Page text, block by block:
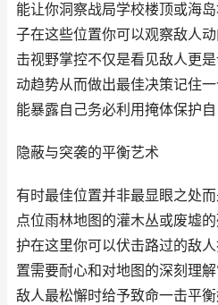
能让你洞察战局学校楼顶或海
子在这些位置你可以观察敌人
击视野掌控不仅是看见敌人更
动趋势从而做出最佳决策记住
能暴露自己务必利用掩体保护
隐蔽与突袭的平衡艺术
有时最佳位置并非最显眼之处
点位雨林地图的灌木丛或废墟
护在这里你可以伏击路过的敌
置需要耐心和对地图的深刻理
敌人最松懈时给予致命一击平